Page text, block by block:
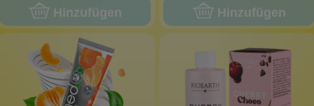
Hinzufügen Hinzufügen